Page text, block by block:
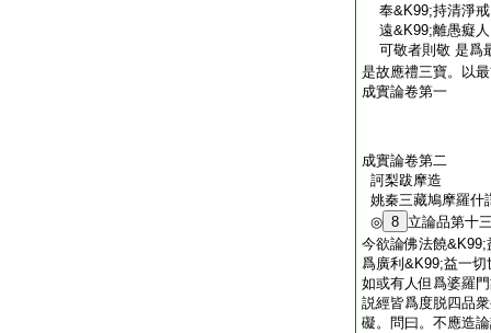
奉&K99;持清淨戒
遠&K99;離愚癡人
可敬者則敬 是爲
是故應禮三寶。以
成實論卷第一
成實論卷第二
訶梨跋摩造
姚秦三藏鳩摩羅什
◎ 8 立論品第十
今欲論佛法饒
爲廣利&K99;益一
如或有人但爲婆羅
説經皆爲度脱四品
礙。問曰。不應造